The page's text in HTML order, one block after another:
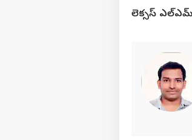
లెక్సస్